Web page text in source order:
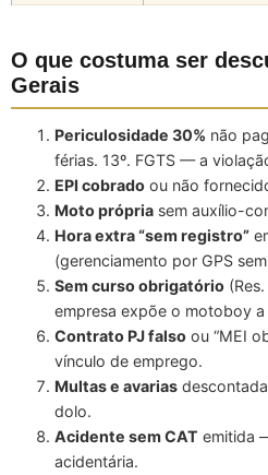
O que costuma ser
Gerais
Periculosidade 30% não
férias. 13º. FGTS — a
EPI cobrado ou não
Moto própria sem auxílio-
Hora extra “sem registro”
(gerenciamento por GPS
Sem curso obrigatório
empresa expõe o motoboy
Contrato PJ falso ou “MEI
vínculo de emprego.
Multas e avarias
dolo.
Acidente sem CAT emitida
acidentária.